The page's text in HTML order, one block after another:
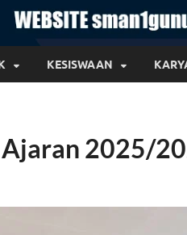
KESISWAAN
2025/